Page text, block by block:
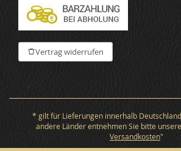
Vertrag widerrufen
* gilt für Lieferungen innerhalb
andere Länder entnehmen Sie bitte
Versandkosten"